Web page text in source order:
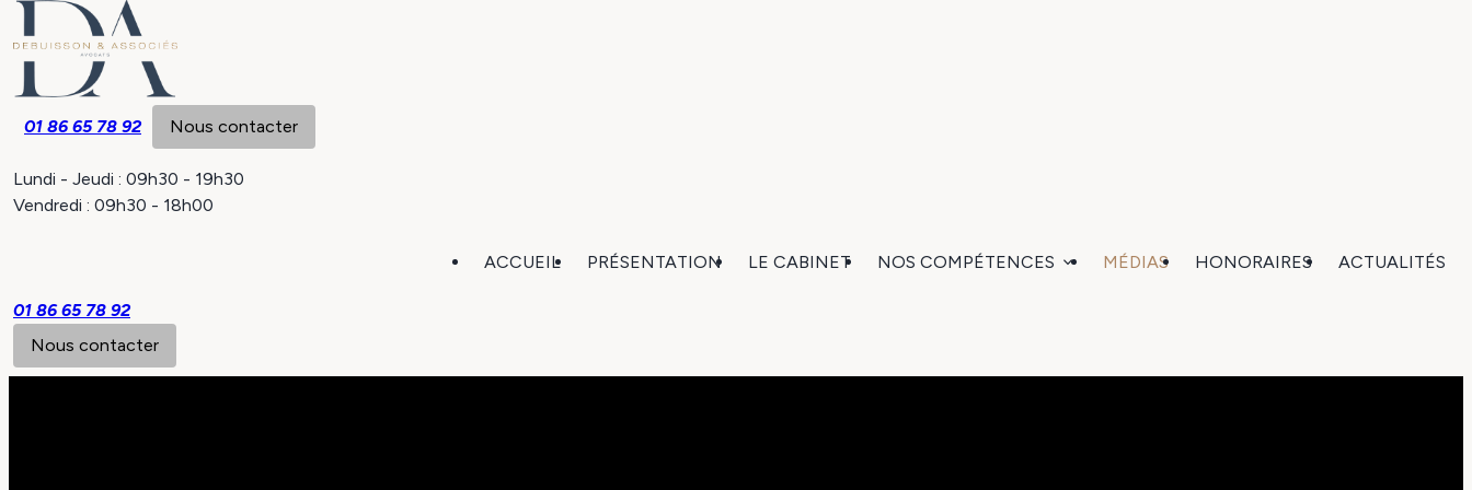
01 86 65 78 92 Nous contacter
Lundi - Jeudi : 09h30 - 19h30
Vendredi : 09h30 - 18h00
ACCUEIL PRÉSENTATION LE CABINET NOS COMPÉTENCES MÉDIAS HONORAIRES ACTUALITÉS
01 86 65 78 92
Nous contacter
Panneau de gestion des cookies